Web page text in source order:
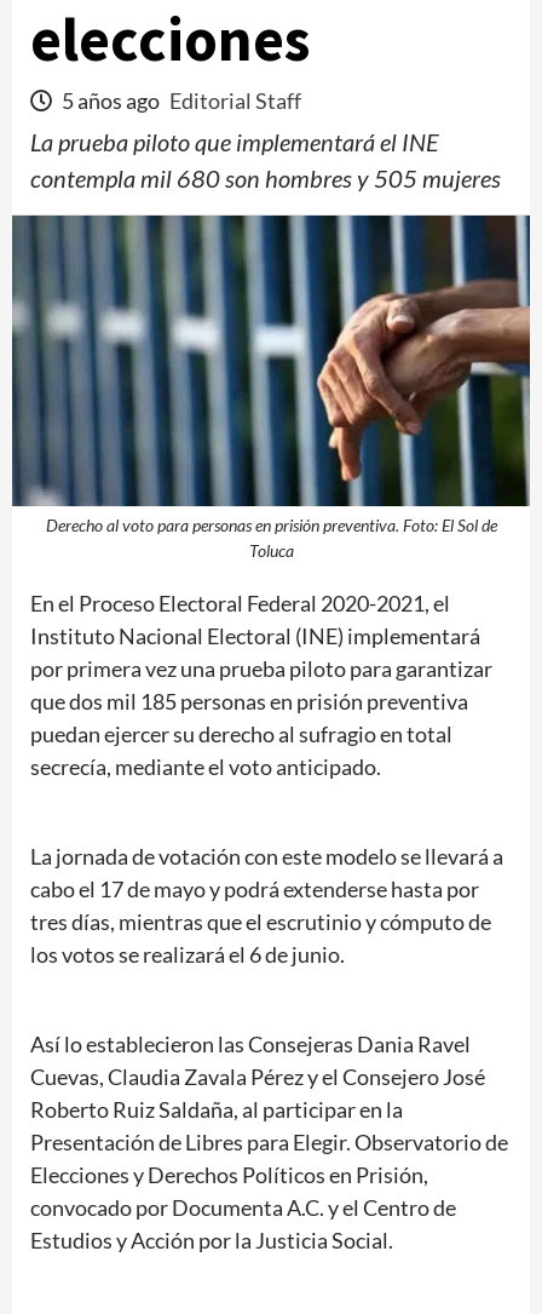
elecciones
5 años ago Editorial Staff
La prueba piloto que implementará el INE
contempla mil 680 son hombres y 505 mujeres
Derecho al voto para personas en prisión preventiva. Foto: El Sol de
Toluca
En el Proceso Electoral Federal 2020-2021, el
Instituto Nacional Electoral (INE) implementará
por primera vez una prueba piloto para garantizar
que dos mil 185 personas en prisión preventiva
puedan ejercer su derecho al sufragio en total
secrecía, mediante el voto anticipado.
La jornada de votación con este modelo se llevará a
cabo el 17 de mayo y podrá extenderse hasta por
tres días, mientras que el escrutinio y cómputo de
los votos se realizará el 6 de junio.
Así lo establecieron las Consejeras Dania Ravel
Cuevas, Claudia Zavala Pérez y el Consejero José
Roberto Ruiz Saldaña, al participar en la
Presentación de Libres para Elegir. Observatorio de
Elecciones y Derechos Políticos en Prisión,
convocado por Documenta A.C. y el Centro de
Estudios y Acción por la Justicia Social.